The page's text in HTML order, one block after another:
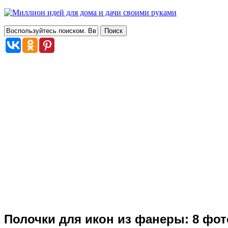
Полочки для икон из фанеры: 8